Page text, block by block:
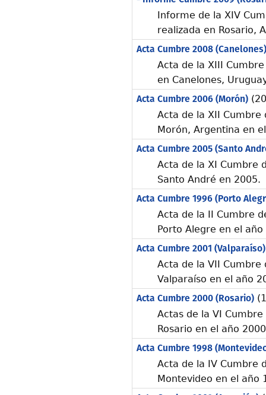
Informe de la XIV
realizada en Rosario,
Acta Cumbre 2008 (Canelones)
Acta de la XIII
en Canelones,
Acta Cumbre 2006 (Morón)
Acta de la XII Cumbre
Morón, Argentina en
Acta Cumbre 2005 (Santo
Acta de la XI Cumbre
Santo André en 2005.
Acta Cumbre 1996 (Porto
Acta de la II Cumbre
Porto Alegre en el año
Acta Cumbre 2001 (Valparaíso)
Acta de la VII Cumbre
Valparaíso en el año
Acta Cumbre 2000 (Rosario)
Actas de la VI
Rosario en el año 2000
Acta Cumbre 1998
Acta de la IV Cumbre
Montevideo en el año